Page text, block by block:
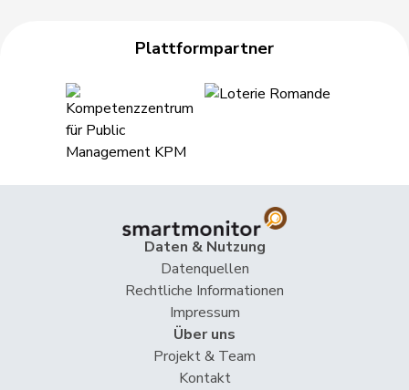
Plattformpartner
Daten & Nutzung
Datenquellen
Rechtliche Informationen
Impressum
Über uns
Projekt & Team
Kontakt